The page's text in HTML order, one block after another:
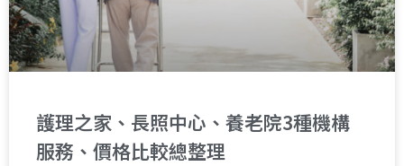
護理之家、長照中心、養老院3種機構
服務、價格比較總整理